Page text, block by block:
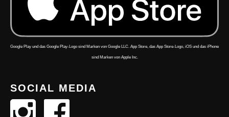
Google Play und das Google Play-Logo sind Marken von Google LLC. App Store, das App Store-Logo, iOS und das iPhone
sind Marken von Apple Inc.
SOCIAL MEDIA